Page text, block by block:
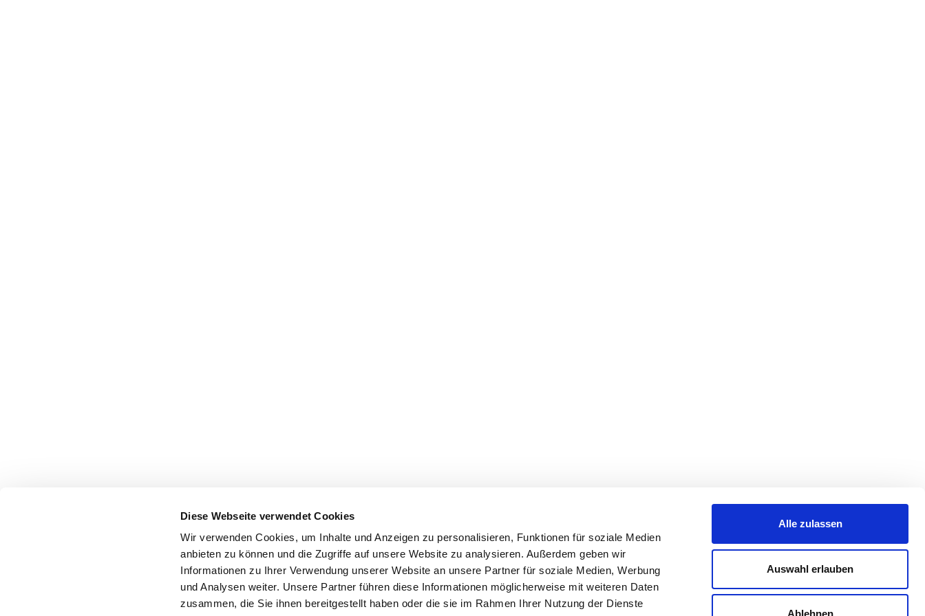
Diese Webseite verwendet Cookies
Wir verwenden Cookies, um Inhalte und Anzeigen zu personalisieren, Funktionen für soziale Medien
anbieten zu können und die Zugriffe auf unsere Website zu analysieren. Außerdem geben wir
Informationen zu Ihrer Verwendung unserer Website an unsere Partner für soziale Medien, Werbung
und Analysen weiter. Unsere Partner führen diese Informationen möglicherweise mit weiteren Daten
zusammen, die Sie ihnen bereitgestellt haben oder die sie im Rahmen Ihrer Nutzung der Dienste
Alle zulassen
Auswahl erlauben
Ablehnen